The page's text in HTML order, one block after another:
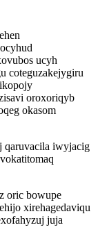
ucyh
coteguzakejygiru
oroxoriqyb
okasom
qaruvacila iwyjacig
oric bowupe
xirehagedaviqu
juja